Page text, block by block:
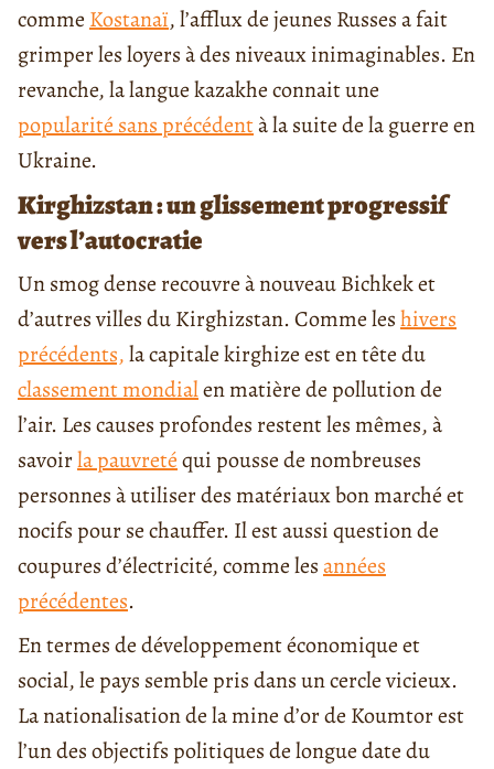
comme Kostanaï, l’afflux de jeunes Russes a fait
grimper les loyers à des niveaux inimaginables. En
revanche, la langue kazakhe connait une
popularité sans précédentà la suite de la guerre en
Ukraine.
Kirghizstan : un glissement progressif
vers l’autocratie
Un smog dense recouvre à nouveau Bichkek et
d’autres villes du Kirghizstan. Comme leshivers
précédents,la capitale kirghize est en tête du
classement mondialen matière de pollution de
l’air. Les causes profondes restent les mêmes, à
savoirla pauvretéqui pousse de nombreuses
personnes à utiliser des matériaux bon marché et
nocifs pour se chauffer. Il est aussi question de
coupures d’électricité, comme lesannées
précédentes.
En termes de développement économique et
social, le pays semble pris dans un cercle vicieux.
La nationalisation de la mine d’or de Koumtor est
l’un des objectifs politiques de longue date du